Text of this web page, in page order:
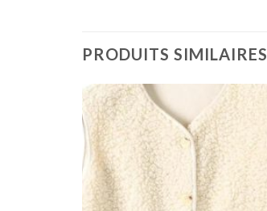
PRODUITS SIMILAIRES